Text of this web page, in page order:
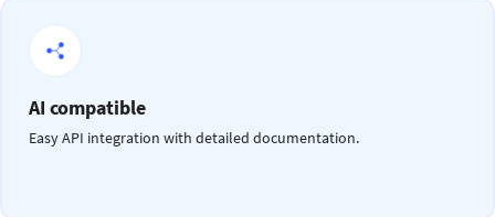
AI compatible
Easy API integration with detailed documentation.